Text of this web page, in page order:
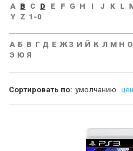
A B C D E F G H I J K L
Y
Z 1-0
А Б В Г Д Е ЖЗ И Й К Л М Н О
Э Ю Я
Сортировать по: умолчанию